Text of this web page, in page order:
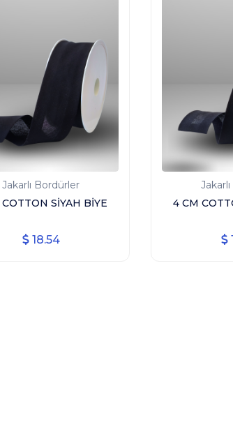
Jakarlı Bordürler
SİYAH BİYE
18.54
4 CM